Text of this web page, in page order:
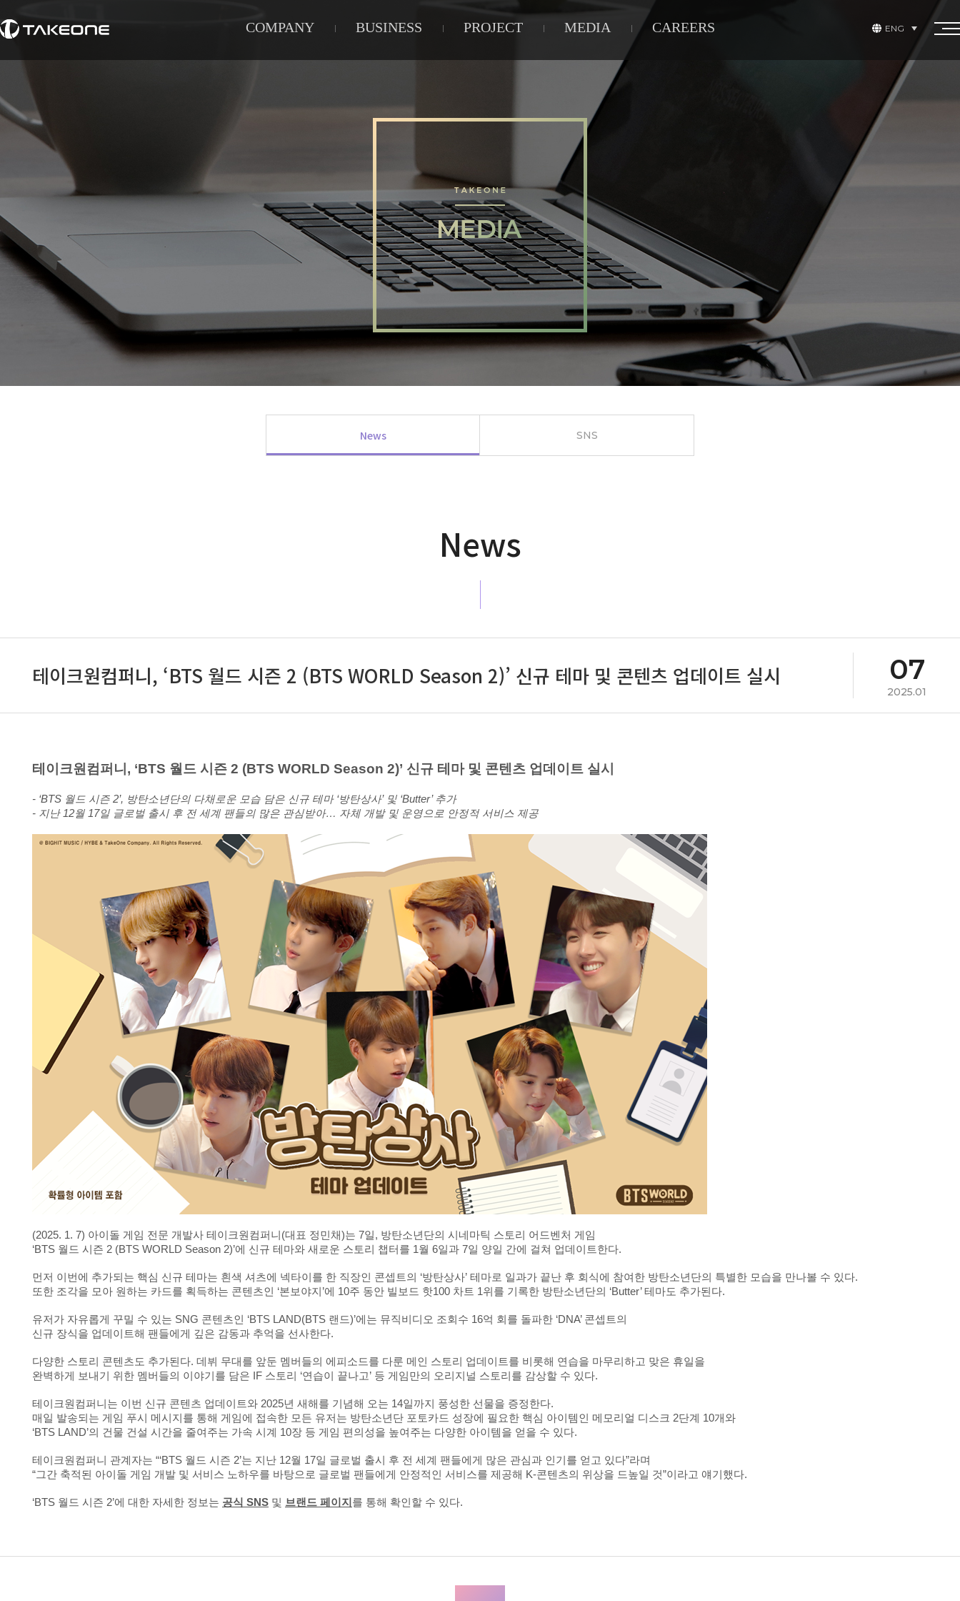
COMPANY BUSINESS PROJECT MEDIA CAREERS ENG
News SNS
News
테이크원컴퍼니, ‘BTS 월드 시즌 2 (BTS WORLD Season 2)’ 신규 테마 및 콘텐츠 업데이트 실시 07
2025.01
테이크원컴퍼니, ‘BTS 월드 시즌 2 (BTS WORLD Season 2)’ 신규 테마 및 콘텐츠 업데이트 실시
- ‘BTS 월드 시즌 2’, 방탄소년단의 다채로운 모습 담은 신규 테마 ‘방탄상사’ 및 ‘Butter’ 추가
- 지난 12월 17일 글로벌 출시 후 전 세계 팬들의 많은 관심받아… 자체 개발 및 운영으로 안정적 서비스 제공
(2025. 1. 7) 아이돌 게임 전문 개발사 테이크원컴퍼니(대표 정민채)는 7일, 방탄소년단의 시네마틱 스토리 어드벤처 게임
‘BTS 월드 시즌 2 (BTS WORLD Season 2)’에 신규 테마와 새로운 스토리 챕터를 1월 6일과 7일 양일 간에 걸쳐 업데이트한다.
먼저 이번에 추가되는 핵심 신규 테마는 흰색 셔츠에 넥타이를 한 직장인 콘셉트의 ‘방탄상사’ 테마로 일과가 끝난 후 회식에 참여한 방탄소년단의 특별한 모습을 만나볼 수 있다.
또한 조각을 모아 원하는 카드를 획득하는 콘텐츠인 ‘본보야지’에 10주 동안 빌보드 핫100 차트 1위를 기록한 방탄소년단의 ‘Butter’ 테마도 추가된다.
유저가 자유롭게 꾸밀 수 있는 SNG 콘텐츠인 ‘BTS LAND(BTS 랜드)’에는 뮤직비디오 조회수 16억 회를 돌파한 ‘DNA’ 콘셉트의
신규 장식을 업데이트해 팬들에게 깊은 감동과 추억을 선사한다.
다양한 스토리 콘텐츠도 추가된다. 데뷔 무대를 앞둔 멤버들의 에피소드를 다룬 메인 스토리 업데이트를 비롯해 연습을 마무리하고 맞은 휴일을
완벽하게 보내기 위한 멤버들의 이야기를 담은 IF 스토리 ‘연습이 끝나고’ 등 게임만의 오리지널 스토리를 감상할 수 있다.
테이크원컴퍼니는 이번 신규 콘텐츠 업데이트와 2025년 새해를 기념해 오는 14일까지 풍성한 선물을 증정한다.
매일 발송되는 게임 푸시 메시지를 통해 게임에 접속한 모든 유저는 방탄소년단 포토카드 성장에 필요한 핵심 아이템인 메모리얼 디스크 2단계 10개와
‘BTS LAND’의 건물 건설 시간을 줄여주는 가속 시계 10장 등 게임 편의성을 높여주는 다양한 아이템을 얻을 수 있다.
테이크원컴퍼니 관계자는 “‘BTS 월드 시즌 2’는 지난 12월 17일 글로벌 출시 후 전 세계 팬들에게 많은 관심과 인기를 얻고 있다”라며
“그간 축적된 아이돌 게임 개발 및 서비스 노하우를 바탕으로 글로벌 팬들에게 안정적인 서비스를 제공해 K-콘텐츠의 위상을 드높일 것”이라고 얘기했다.
‘BTS 월드 시즌 2’에 대한 자세한 정보는 공식 SNS 및 브랜드 페이지 를 통해 확인할 수 있다.